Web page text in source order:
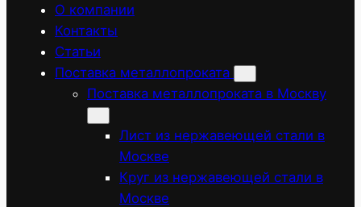
О компании
Контакты
Статьи
Поставка металлопроката
Поставка металлопроката в Москву
Лист из нержавеющей стали в
Москве
Круг из нержавеющей стали в
Москве